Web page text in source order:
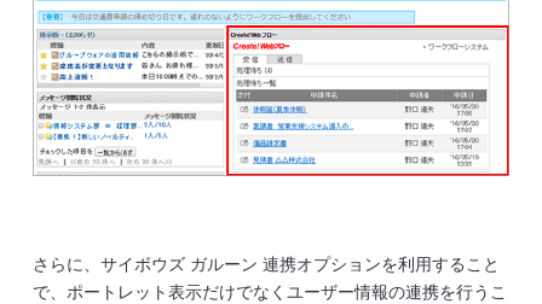
さらに、サイボウズ ガルーン 連携オプションを利用すること
で、ポートレット表示だけでなくユーザー情報の連携を行うこ